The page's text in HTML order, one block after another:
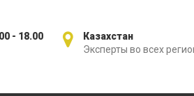
Казахстан
Эксперты во всех
- 18.00